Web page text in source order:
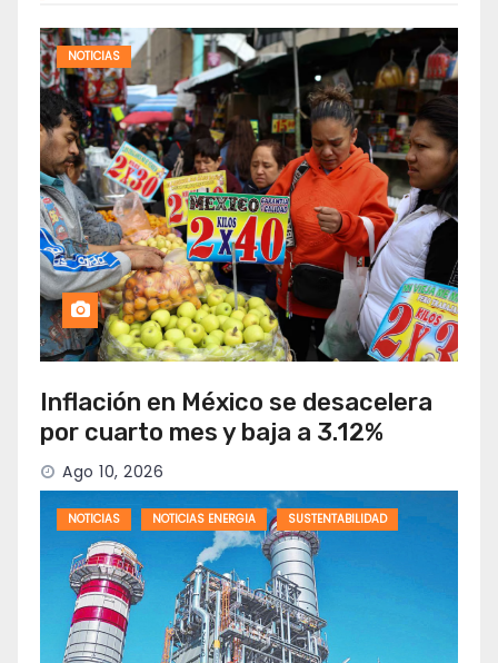
NOTICIAS
Inflación en México se desacelera
por cuarto mes y baja a 3.12%
Ago 10, 2026
NOTICIAS NOTICIAS ENERGIA SUSTENTABILIDAD